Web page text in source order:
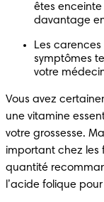
êtes
davantage
Les
symptômes
votre
Vous avez
une vitamine
votre grossesse.
important chez les
quantité
l’acide folique pour